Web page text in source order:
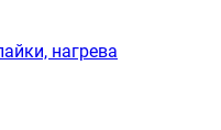
нагрева